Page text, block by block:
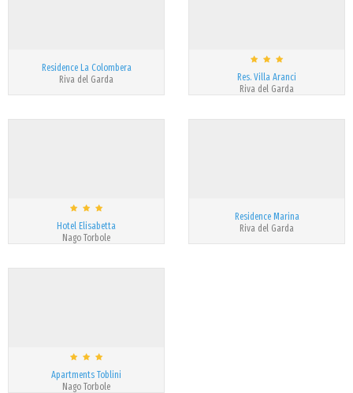
Residence La Colombera
Riva del Garda
Res. Villa Aranci
Riva del Garda
Hotel Elisabetta
Nago Torbole
Residence Marina
Riva del Garda
Apartments Toblini
Nago Torbole